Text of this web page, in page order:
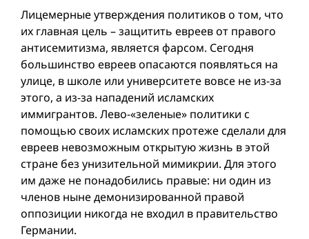
Лицемерные утверждения политиков о том, что
их главная цель – защитить евреев от правого
антисемитизма, является фарсом. Сегодня
большинство евреев опасаются появляться на
улице, в школе или университете вовсе не из-за
этого, а из-за нападений исламских
иммигрантов. Лево-«зеленые» политики с
помощью своих исламских протеже сделали для
евреев невозможным открытую жизнь в этой
стране без унизительной мимикрии. Для этого
им даже не понадобились правые: ни один из
членов ныне демонизированной правой
оппозиции никогда не входил в правительство
Германии.